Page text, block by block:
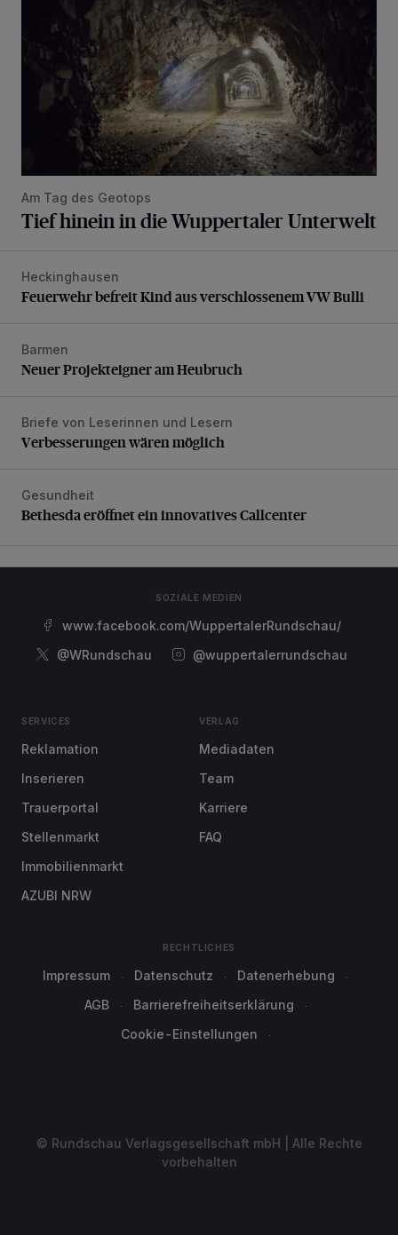
Am Tag des Geotops
Tief hinein in die Wuppertaler Unterwelt
Feuerwehr befreit Kind aus verschlossenem VW Bulli
Heckinghausen
Feuerwehr befreit Kind aus verschlossenem VW Bulli
Neuer Projekteigner am Heubruch
Barmen
Neuer Projekteigner am Heubruch
Verbesserungen wären möglich
Briefe von Leserinnen und Lesern
Verbesserungen wären möglich
Bethesda eröffnet ein innovatives Callcenter
Gesundheit
Bethesda eröffnet ein innovatives Callcenter
SOZIALE MEDIEN
www.facebook.com/WuppertalerRundschau/
@WRundschau
@wuppertalerrundschau
SERVICES
Reklamation
Inserieren
Trauerportal
Stellenmarkt
Immobilienmarkt
AZUBI NRW
VERLAG
Mediadaten
Team
Karriere
FAQ
RECHTLICHES
Impressum Datenschutz
Datenerhebung
AGB
Barrierefreiheitserklärung
Cookie-Einstellungen
© Rundschau Verlagsgesellschaft mbH | Alle Rechte
vorbehalten